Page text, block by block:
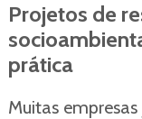
Projetos de
prática
Muitas